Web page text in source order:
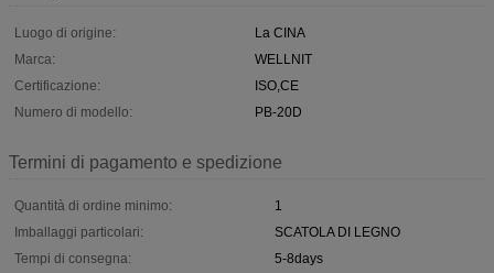
Luogo di origine:
La CINA
Marca:
WELLNIT
Certificazione:
ISO,CE
Numero di modello:
PB-20D
Termini di pagamento e spedizione
Quantità di ordine minimo:
1
Imballaggi particolari:
SCATOLA DI LEGNO
Tempi di consegna:
5-8days